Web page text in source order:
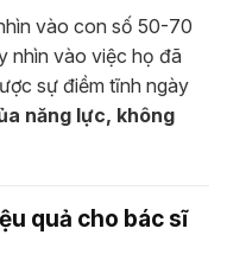
vào con số 50-70
nhìn vào việc họ đã
sự điềm tĩnh ngày
năng lực, không
quả cho bác sĩ